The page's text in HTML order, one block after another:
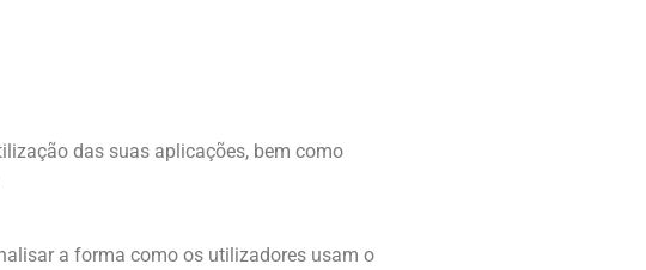
das suas aplicações, bem como
a forma como os utilizadores usam o